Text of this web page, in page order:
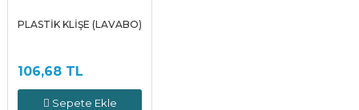
PLASTİK KLİŞE (LAVABO)
106,68 TL
Sepete Ekle